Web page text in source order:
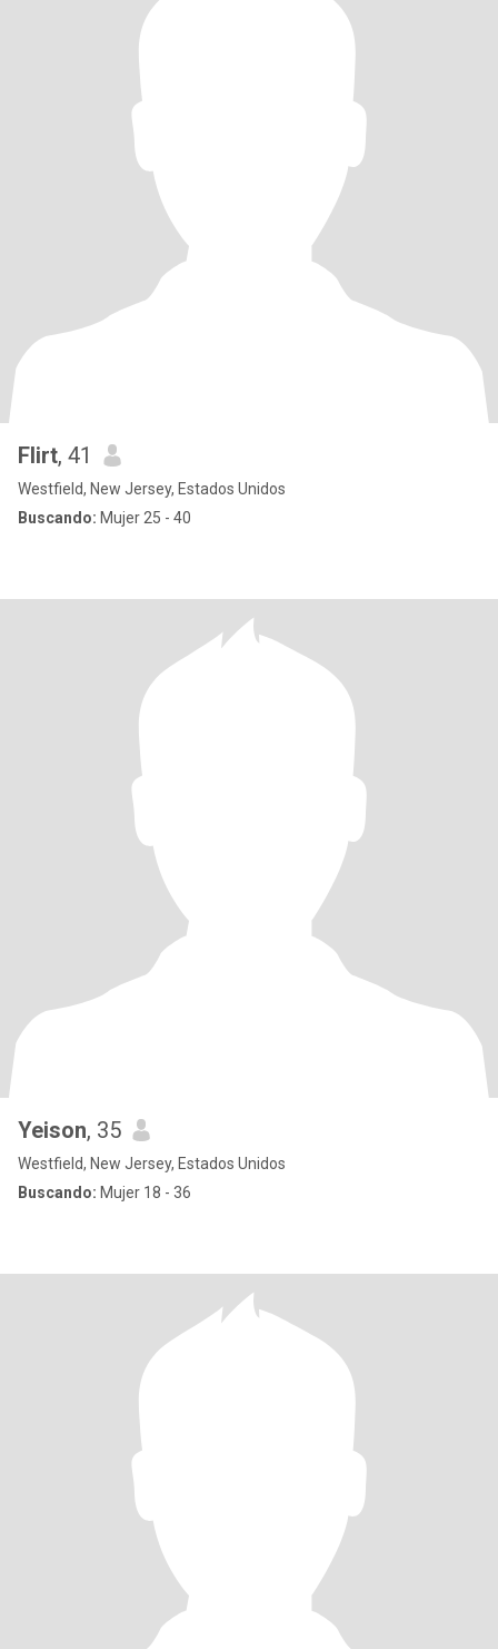
Flirt, 41
Westfield, New Jersey, Estados Unidos
Buscando: Mujer 25 - 40
Yeison, 35
Westfield, New Jersey, Estados Unidos
Buscando: Mujer 18 - 36